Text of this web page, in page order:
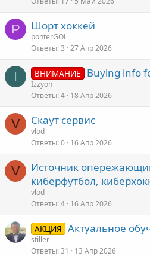
P Шорт хоккей
ponterGOL
Ответы 3 27 Апр 2026
I ВНИМАНИЕ Buying info
Izzyon
Ответы 4 18 Апр 2026
V Скаут сервис
vlod
Ответы 0 16 Апр 2026
V
Источник
киберфутбол,
vlod
Ответы 4 16 Апр 2026
АКЦИЯ Актуальное
stiller
Ответы 31 13 Апр 2026